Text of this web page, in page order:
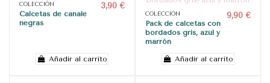
COLECCIÓN
Calcetas de canalé
negras
3,90 €
Añadir al carrito
COLECCIÓN
Pack de calcetas con
bordados gris, azul y
marrón
9,90 €
Añadir al carrito